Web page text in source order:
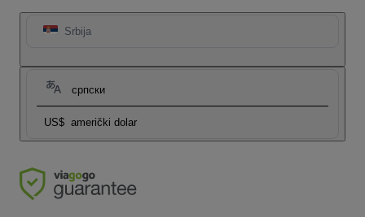
Srbija
српски
US$ američki dolar